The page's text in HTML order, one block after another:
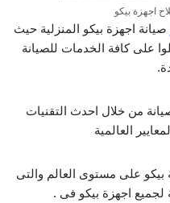
اجهزة بيكو
صيانة اجهزة بيكو المنزلية حيث
على كافة الخدمات للصيانة
من خلال احدث التقنيات
العالمية
على مستوى العالم والتى
لجميع اجهزة بيكو فى .